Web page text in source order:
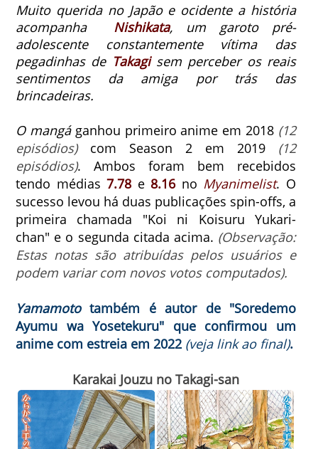
Muito querida no Japão e ocidente a história
acompanha
Nishikata, um garoto pré-
adolescente constantemente vítima das
pegadinhas de Takagisem perceber os reais
sentimentos da amiga por trás das
brincadeiras.
O mangá ganhou primeiro anime em 2018 (12
episódios)
com Season 2 em 2019 (12
episódios). Ambos foram bem recebidos
tendo médias7.78 e 8.16no Myanimelist. O
sucesso levou há duas publicações spin-offs, a
primeira chamada
"Koi ni Koisuru Yukari-
chan" e o segunda citada acima. (Observação:
Estas notas são atribuídas pelos usuários e
podem variar com novos votos computados).
Yamamototambém é autor de "Soredemo
Ayumu wa Yosetekuru" que confirmou um
anime com estreia em 2022 (veja link ao final).
Karakai Jouzu no Takagi-san